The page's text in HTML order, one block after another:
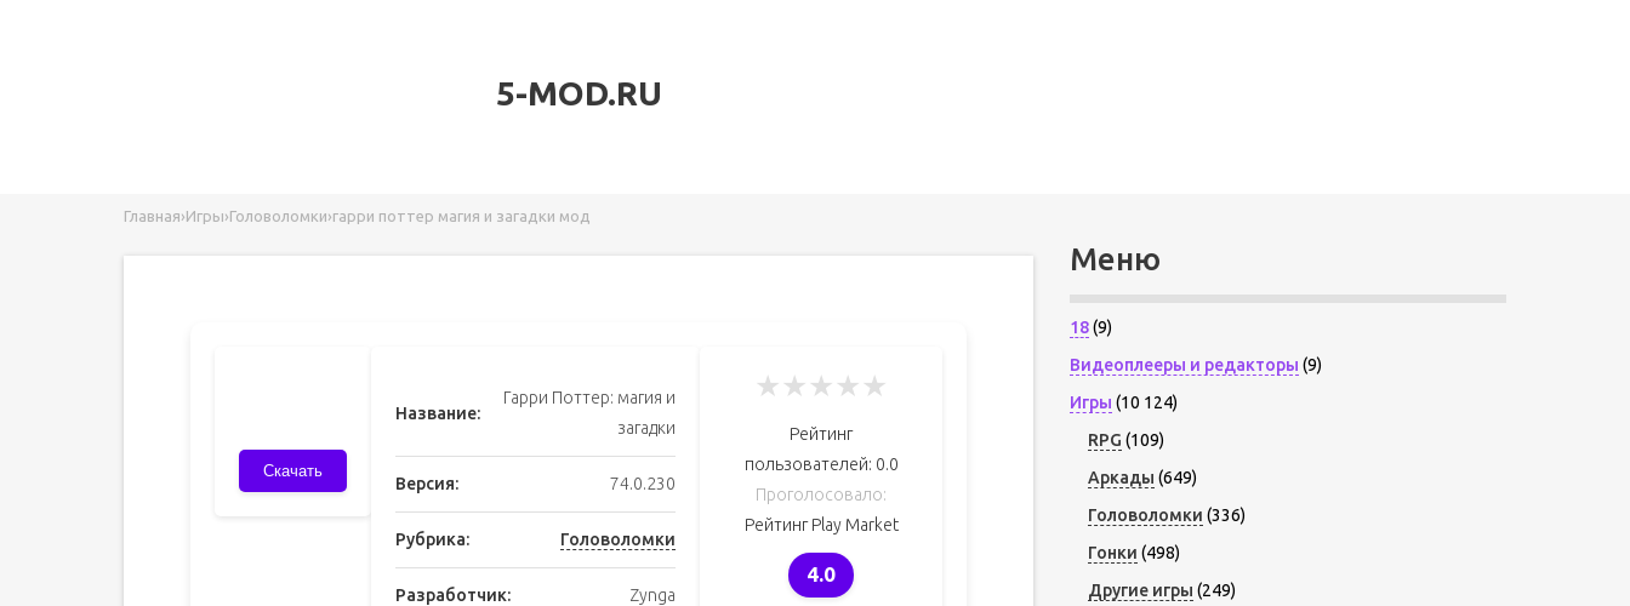
5-MOD.RU
Главная›Игры›Головоломки›гарри поттер магия и загадки мод
Скачать
Название:
Гарри Поттер: магия и
загадки
Версия: 74.0.230
Рубрика: Головоломки
Разработчик: Zynga
★★★★★
Рейтинг
пользователей: 0.0
Проголосовало:
Рейтинг Play Market
4.0
Меню
18(9)
Видеоплееры и редакторы (9)
Игры (10 124)
RPG (109)
Аркады (649)
Головоломки (336)
Гонки (498)
Другие игры (249)